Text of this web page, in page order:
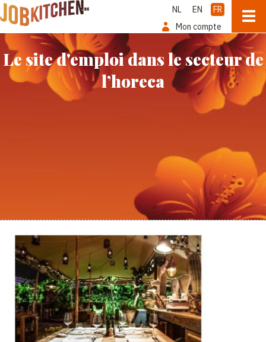
NL EN
FR
Mon compte
Le site d'emploi dans le secteur de
l’horeca